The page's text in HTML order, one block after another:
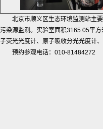
北京市顺义区生态环境监测站主
污染源监测。实验室面积3165.05平
子荧光光度计、原子吸收分光光度计
预约参观电话：010-81484272